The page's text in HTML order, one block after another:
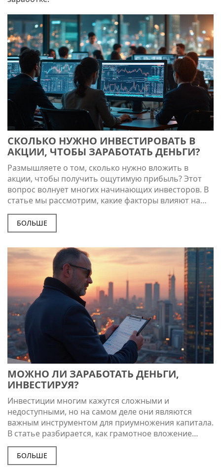
СКОЛЬКО НУЖНО ИНВЕСТИРОВАТЬ В
АКЦИИ, ЧТОБЫ ЗАРАБОТАТЬ ДЕНЬГИ?
Размышляете о том, сколько нужно вложить в
акции, чтобы получить ощутимую прибыль? Этот
вопрос волнует многих начинающих инвесторов. В
статье мы рассмотрим, какие факторы влияют на
доходность, как правильно распределить капитал и
какие ошибки стоит избегать. Узнайте, где найти
доступную информацию и как оценить свои
БОЛЬШЕ
МОЖНО ЛИ ЗАРАБОТАТЬ ДЕНЬГИ,
ИНВЕСТИРУЯ?
Инвестиции многим кажутся сложными и
недоступными, но на самом деле они являются
важным инструментом для приумножения капитала.
В статье разбирается, как грамотное вложение
средств может приносить доход, какие ошибки
новички часто совершают и какие стратегии могут
привести к успеху. Это откровенный разговор о
БОЛЬШЕ